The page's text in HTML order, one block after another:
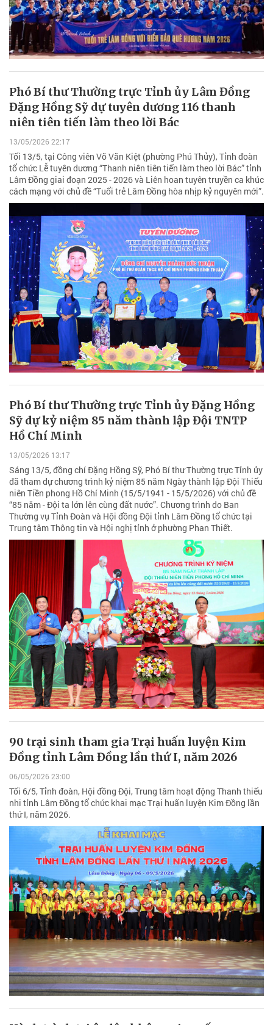
Phó Bí thư Thường trực Tỉnh ủy Lâm Đồng
Đặng Hồng Sỹ dự tuyên dương 116 thanh
niên tiên tiến làm theo lời Bác
13/05/2026 22:17
Tối 13/5, tại Công viên Võ Văn Kiệt (phường Phú Thủy), Tỉnh đoàn
tổ chức Lễ tuyên dương “Thanh niên tiên tiến làm theo lời Bác” tỉnh
Lâm Đồng giai đoạn 2025 - 2026 và Liên hoan tuyên truyền ca khúc
cách mạng với chủ đề “Tuổi trẻ Lâm Đồng hòa nhịp kỷ nguyên mới”.
Phó Bí thư Thường trực Tỉnh ủy Đặng Hồng
Sỹ dự kỷ niệm 85 năm thành lập Đội TNTP
Hồ Chí Minh
13/05/2026 13:17
Sáng 13/5, đồng chí Đặng Hồng Sỹ, Phó Bí thư Thường trực Tỉnh ủy
đã tham dự chương trình kỷ niệm 85 năm Ngày thành lập Đội Thiếu
niên Tiền phong Hồ Chí Minh (15/5/1941 - 15/5/2026) với chủ đề
“85 năm - Đội ta lớn lên cùng đất nước”. Chương trình do Ban
Thường vụ Tỉnh Đoàn và Hội đồng Đội tỉnh Lâm Đồng tổ chức tại
Trung tâm Thông tin và Hội nghị tỉnh ở phường Phan Thiết.
90 trại sinh tham gia Trại huấn luyện Kim
Đồng tỉnh Lâm Đồng lần thứ I, năm 2026
06/05/2026 23:00
Tối 6/5, Tỉnh đoàn, Hội đồng Đội, Trung tâm hoạt động Thanh thiếu
nhi tỉnh Lâm Đồng tổ chức khai mạc Trại huấn luyện Kim Đồng lần
thứ I, năm 2026.